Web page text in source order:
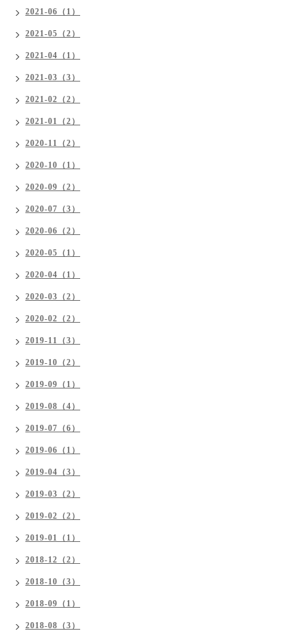
2021-06（1）
2021-05（2）
2021-04（1）
2021-03（3）
2021-02（2）
2021-01（2）
2020-11（2）
2020-10（1）
2020-09（2）
2020-07（3）
2020-06（2）
2020-05（1）
2020-04（1）
2020-03（2）
2020-02（2）
2019-11（3）
2019-10（2）
2019-09（1）
2019-08（4）
2019-07（6）
2019-06（1）
2019-04（3）
2019-03（2）
2019-02（2）
2019-01（1）
2018-12（2）
2018-10（3）
2018-09（1）
2018-08（3）